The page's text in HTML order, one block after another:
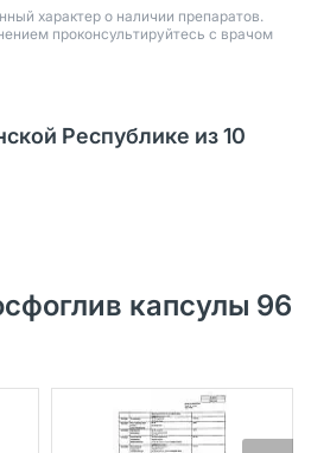
характер о наличии препаратов.
проконсультируйтесь с врачом
Республике из 10
капсулы 96